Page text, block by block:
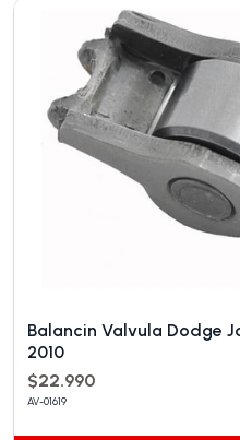
Balancin Valvula Dodge
2010
$22.990
AV-01619